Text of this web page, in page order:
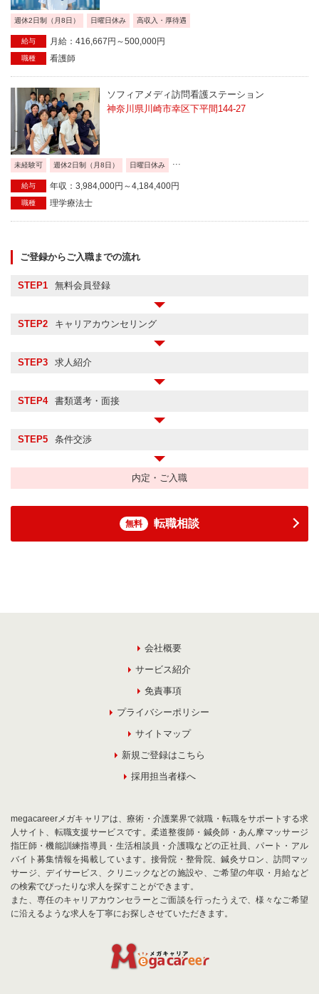
週休2日制（月8日） 日曜日休み 高収入・厚待遇
給与 月給：416,667円～500,000円
職種 看護師
ソフィアメディ訪問看護ステーション
神奈川県川崎市幸区下平間144-27
未経験可 週休2日制（月8日） 日曜日休み
給与 年収：3,984,000円～4,184,400円
職種 理学療法士
ご登録からご入職までの流れ
STEP1 無料会員登録
STEP2 キャリアカウンセリング
STEP3 求人紹介
STEP4 書類選考・面接
STEP5 条件交渉
内定・ご入職
無料 転職相談
会社概要
サービス紹介
免責事項
プライバシーポリシー
サイトマップ
新規ご登録はこちら
採用担当者様へ
megacareerメガキャリアは、療術・介護業界で就職・転職をサポートする求
人サイト、転職支援サービスです。柔道整復師・鍼灸師・あん摩マッサージ
指圧師・機能訓練指導員・生活相談員・介護職などの正社員、パート・アル
バイト募集情報を掲載しています。接骨院・整骨院、鍼灸サロン、訪問マッ
サージ、デイサービス、クリニックなどの施設や、ご希望の年収・月給など
の検索でぴったりな求人を探すことができます。
また、専任のキャリアカウンセラーとご面談を行ったうえで、様々なご希望
に沿えるような求人を丁寧にお探しさせていただきます。